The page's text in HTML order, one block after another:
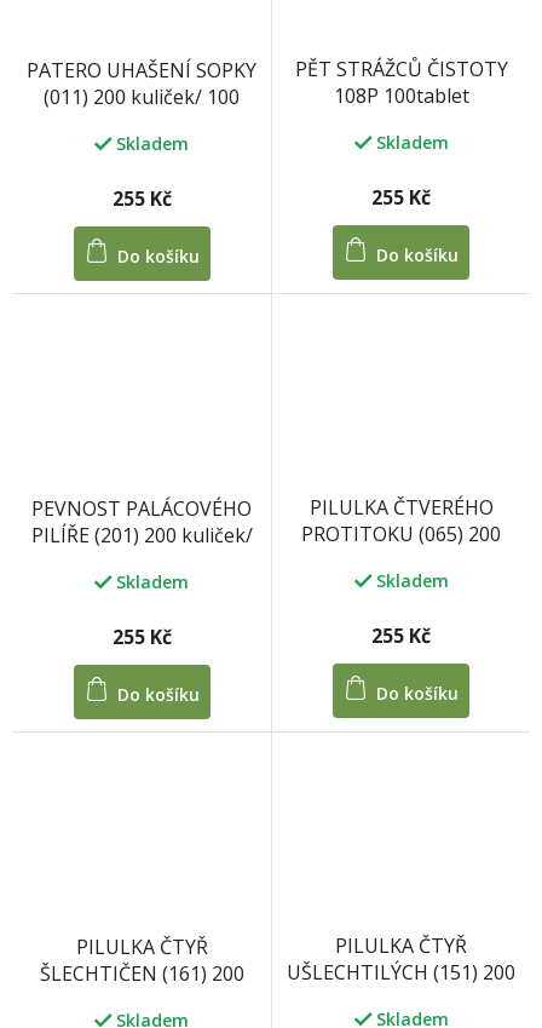
PATERO UHAŠENÍ SOPKY
(011) 200 kuliček/ 100
Skladem
255 Kč
Do košíku
PĚT STRÁŽCŮ ČISTOTY
108P 100tablet
Skladem
255 Kč
Do košíku
PEVNOST PALÁCOVÉHO
PILÍŘE (201) 200 kuliček/
Skladem
255 Kč
Do košíku
PILULKA ČTVERÉHO
PROTITOKU (065) 200
Skladem
255 Kč
Do košíku
PILULKA ČTYŘ
ŠLECHTIČEN (161) 200
Skladem
PILULKA ČTYŘ
UŠLECHTILÝCH (151) 200
Skladem